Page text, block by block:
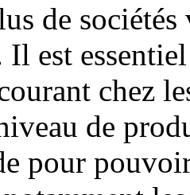
de
Il est
chez
de
pour